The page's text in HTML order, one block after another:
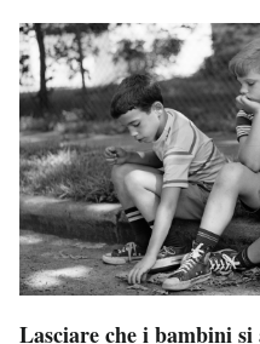
Lasciare che i bambini si